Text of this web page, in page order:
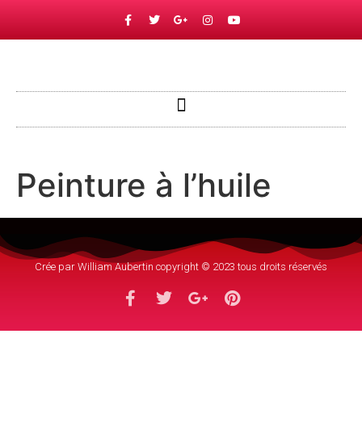
Peinture à l’huile
Crée par William Aubertin copyright © 2023 tous droits réservés